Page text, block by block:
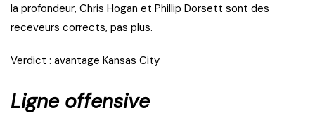
la profondeur, Chris Hogan et Phillip Dorsett sont des
receveurs corrects, pas plus.
Verdict : avantage Kansas City
Ligne offensive